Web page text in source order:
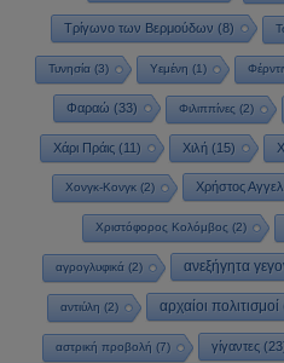
Τρίγωνο των Βερμούδων (8)
Τυνησία(3) Υεμένη (1)
Φαραώ (33) Φιλιππίνες (2)
Χάρι Πράις (11) Χιλή (15)
Χονγκ-Κονγκ(2) Χρήστος
Χριστόφορος Κολόμβος (2)
αγρογλυφικά (2) ανεξήγητα
αντιύλη (2) αρχαίοι πολιτισμοί
αστρική προβολή (7) γίγαντες